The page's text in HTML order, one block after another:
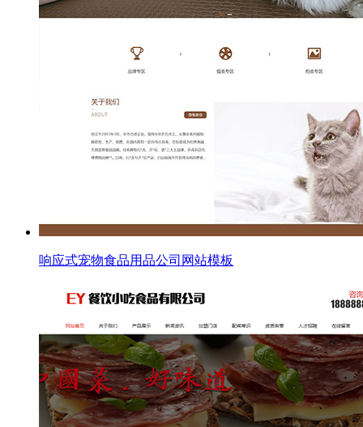
响应式宠物食品用品公司网站模板